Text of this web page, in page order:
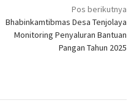
Pos berikutnya
Bhabinkamtibmas Desa Tenjolaya
Monitoring Penyaluran Bantuan
Pangan Tahun 2025